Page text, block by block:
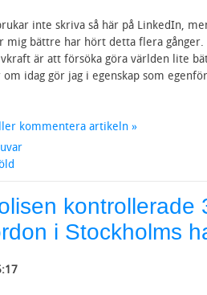
inte skriva så här på LinkedIn,
mig bättre har hört detta flera gånger.
är att försöka göra världen lite
idag gör jag i egenskap som
kommentera artikeln »
kontrollerade
i Stockholms